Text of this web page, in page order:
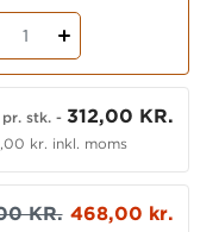
bogens
til social-
Gyldendal. Fx skal
og teorier,
bruges af
1
pr. stk.- 312,00 KR.
kr. inkl. moms
KR. 468,00 kr.